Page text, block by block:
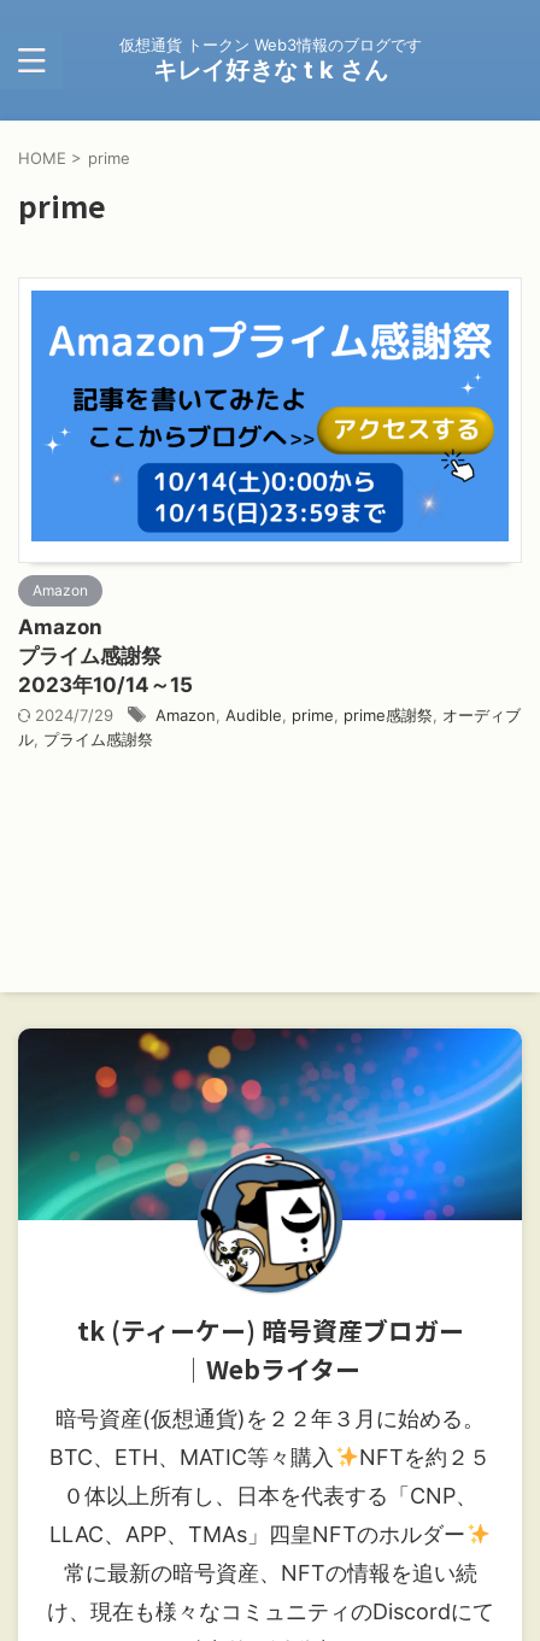
仮想通貨 トークン Web3情報のブログです
キレイ好きな t k さん
HOME > prime
prime
Amazon
Amazon
プライム感謝祭
2023年10/14～15
2024/7/29 Amazon, Audible, prime, prime感謝祭, オーディブ
ル, プライム感謝祭
tk (ティーケー) 暗号資産ブロガー
│Webライター
暗号資産(仮想通貨)を２２年３月に始める。
BTC、ETH、MATIC等々購入
NFTを約２５
０体以上所有し、日本を代表する「CNP、
LLAC、APP、TMAs」四皇NFTのホルダー
常に最新の暗号資産、NFTの情報を追い続
け、現在も様々なコミュニティのDiscordにて